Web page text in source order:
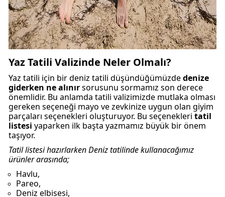
Yaz Tatili Valizinde Neler Olmalı?
Yaz tatili için bir deniz tatili düşündüğümüzdedenize
giderken ne alınırsorusunu sormamız son derece
önemlidir. Bu anlamda tatili valizimizde mutlaka olması
gereken seçeneği mayo ve zevkinize uygun olan giyim
parçaları seçenekleri oluşturuyor. Bu seçenekleri tatil
listesi yaparken ilk başta yazmamız büyük bir önem
taşıyor.
Tatil listesi hazırlarken Deniz tatilinde kullanacağımız
ürünler arasında;
Havlu,
Pareo,
Deniz elbisesi,